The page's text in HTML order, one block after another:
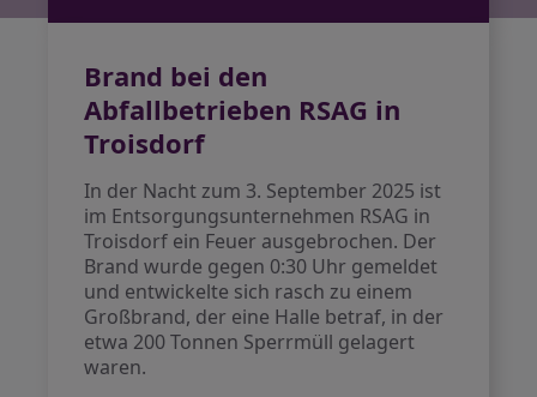
Brand bei den
Abfallbetrieben RSAG in
Troisdorf
In der Nacht zum 3. September 2025 ist
im Entsorgungsunternehmen RSAG in
Troisdorf ein Feuer ausgebrochen. Der
Brand wurde gegen 0:30 Uhr gemeldet
und entwickelte sich rasch zu einem
Großbrand, der eine Halle betraf, in der
etwa 200 Tonnen Sperrmüll gelagert
waren.